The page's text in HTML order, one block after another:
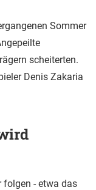
Sommer
scheiterten.
Denis Zakaria
folgen - etwa das